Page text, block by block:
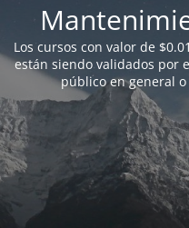
Los cursos con valor de
están siendo validados por
público en general